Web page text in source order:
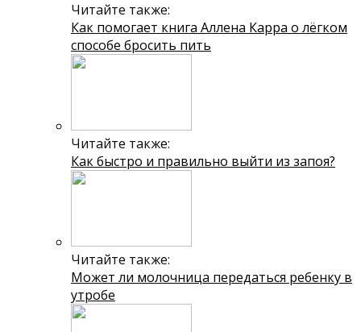
Читайте также:
Как помогает книга Аллена Карра о лёгком
способе бросить пить
Читайте также:
Как быстро и правильно выйти из запоя?
Читайте также:
Может ли молочница передаться ребенку в
утробе